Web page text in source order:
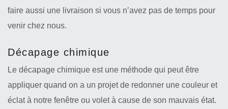
faire aussi une livraison si vous n’avez pas de temps pour
venir chez nous.
Décapage chimique
Le décapage chimique est une méthode qui peut être
appliquer quand on a un projet de redonner une couleur et
éclat à notre fenêtre ou volet à cause de son mauvais état.